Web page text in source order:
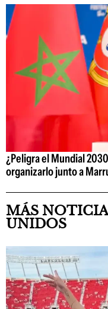
¿Peligra el Mundial
organizarlo junto a
MÁS
UNIDOS